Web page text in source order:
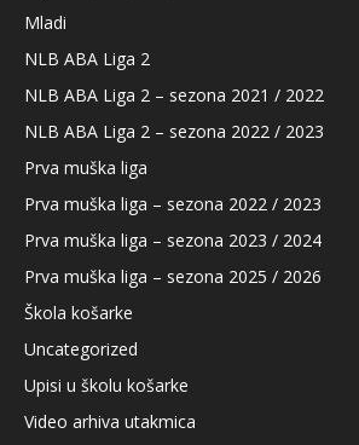
Mladi
NLB ABA Liga 2
NLB ABA Liga 2 – sezona 2021 / 2022
NLB ABA Liga 2 – sezona 2022 / 2023
Prva muška liga
Prva muška liga – sezona 2022 / 2023
Prva muška liga – sezona 2023 / 2024
Prva muška liga – sezona 2025 / 2026
Škola košarke
Uncategorized
Upisi u školu košarke
Video arhiva utakmica